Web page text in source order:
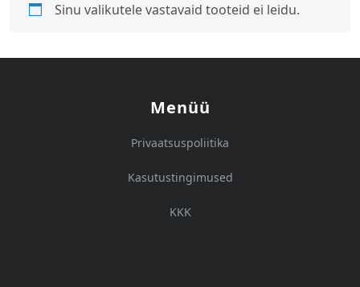
Sinu valikutele vastavaid tooteid ei leidu.
Menüü
Privaatsuspoliitika
Kasutustingimused
KKK